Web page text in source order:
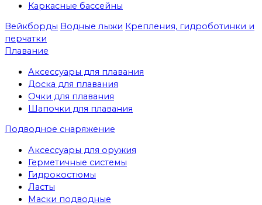
Каркасные бассейны
Вейкборды Водные лыжи Крепления, гидроботинки и
перчатки
Плавание
Аксессуары для плавания
Доска для плавания
Очки для плавания
Шапочки для плавания
Подводное снаряжение
Аксессуары для оружия
Герметичные системы
Гидрокостюмы
Ласты
Маски подводные